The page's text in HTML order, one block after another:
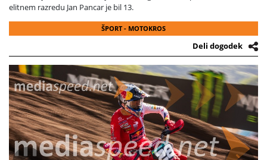
elitnem razredu Jan Pancar je bil 13.
ŠPORT - MOTOKROS
Deli dogodek